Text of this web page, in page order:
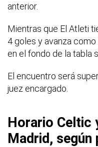
anterior.
Mientras que El Atleti
4 goles y avanza
en el fondo de la tabla
El encuentro será
juez encargado.
Horario Celtic
Madrid, según